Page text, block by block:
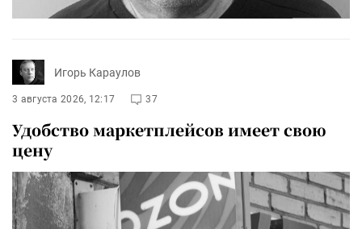
Игорь Караулов
3 августа 2026, 12:17 37
Удобство маркетплейсов имеет свою
цену